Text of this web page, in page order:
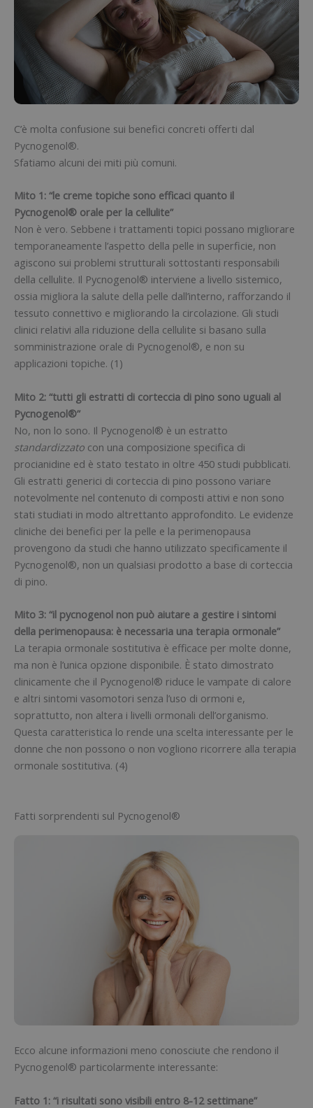
C’è molta confusione sui benefici concreti offerti dal
Pycnogenol®.
Sfatiamo alcuni dei miti più comuni.
Mito 1: “le creme topiche sono efficaci quanto il
Pycnogenol® orale per la cellulite”
Non è vero. Sebbene i trattamenti topici possano migliorare
temporaneamente l’aspetto della pelle in superficie, non
agiscono sui problemi strutturali sottostanti responsabili
della cellulite. Il Pycnogenol® interviene a livello sistemico,
ossia migliora la salute della pelle dall’interno, rafforzando il
tessuto connettivo e migliorando la circolazione. Gli studi
clinici relativi alla riduzione della cellulite si basano sulla
somministrazione orale di Pycnogenol®, e non su
applicazioni topiche. (1)
Mito 2: “tutti gli estratti di corteccia di pino sono uguali al
Pycnogenol®”
No, non lo sono. Il Pycnogenol® è un estratto
standardizzato con una composizione specifica di
procianidine ed è stato testato in oltre 450 studi pubblicati.
Gli estratti generici di corteccia di pino possono variare
notevolmente nel contenuto di composti attivi e non sono
stati studiati in modo altrettanto approfondito. Le evidenze
cliniche dei benefici per la pelle e la perimenopausa
provengono da studi che hanno utilizzato specificamente il
Pycnogenol®, non un qualsiasi prodotto a base di corteccia
di pino.
Mito 3: “il pycnogenol non può aiutare a gestire i sintomi
della perimenopausa: è necessaria una terapia ormonale”
La terapia ormonale sostitutiva è efficace per molte donne,
ma non è l’unica opzione disponibile. È stato dimostrato
clinicamente che il Pycnogenol® riduce le vampate di calore
e altri sintomi vasomotori senza l’uso di ormoni e,
soprattutto, non altera i livelli ormonali dell’organismo.
Questa caratteristica lo rende una scelta interessante per le
donne che non possono o non vogliono ricorrere alla terapia
ormonale sostitutiva. (4)
Fatti sorprendenti sul Pycnogenol®
Ecco alcune informazioni meno conosciute che rendono il
Pycnogenol® particolarmente interessante:
Fatto 1: “i risultati sono visibili entro 8-12 settimane”